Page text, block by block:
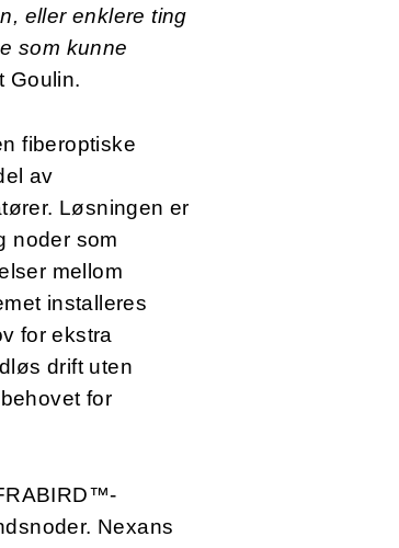
eller enklere ting
som kunne
Goulin.
fiberoptiske
av
Løsningen er
noder som
mellom
installeres
for ekstra
drift uten
for
Nexans